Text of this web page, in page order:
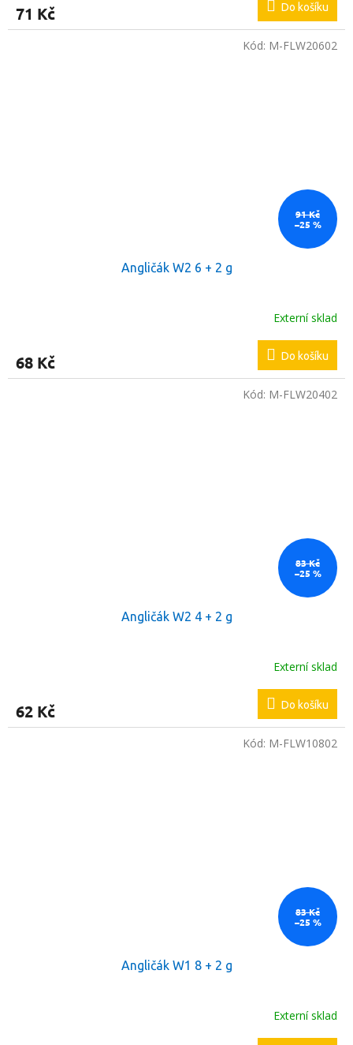
71 Kč Do košíku
91 Kč
–25 %
Angličák W2 6 + 2 g
Externí sklad
68 Kč Do košíku
Kód: M-FLW20602
83 Kč
–25 %
Angličák W2 4 + 2 g
Externí sklad
62 Kč Do košíku
Kód: M-FLW20402
83 Kč
–25 %
Angličák W1 8 + 2 g
Externí sklad
Kód: M-FLW10802